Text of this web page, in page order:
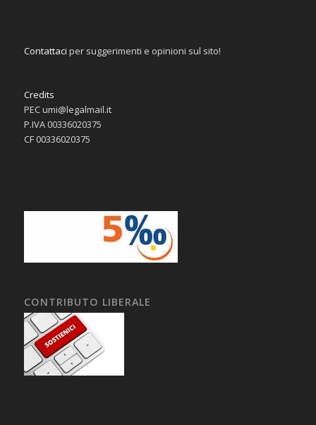
Contattaci per suggerimenti e opinioni sul sito!
Credits
PEC umi@legalmail.it
P.IVA 00336020375
CF 00336020375
CONTRIBUTO LIBERALE